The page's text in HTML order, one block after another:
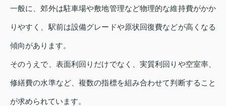
一般に、郊外は駐車場や敷地管理など物理的な維持費がかか
りやすく、駅前は設備グレードや原状回復費などが高くなる
傾向があります。
そのうえで、表面利回りだけでなく、実質利回りや空室率、
修繕費の水準など、複数の指標を組み合わせて判断すること
が求められています。